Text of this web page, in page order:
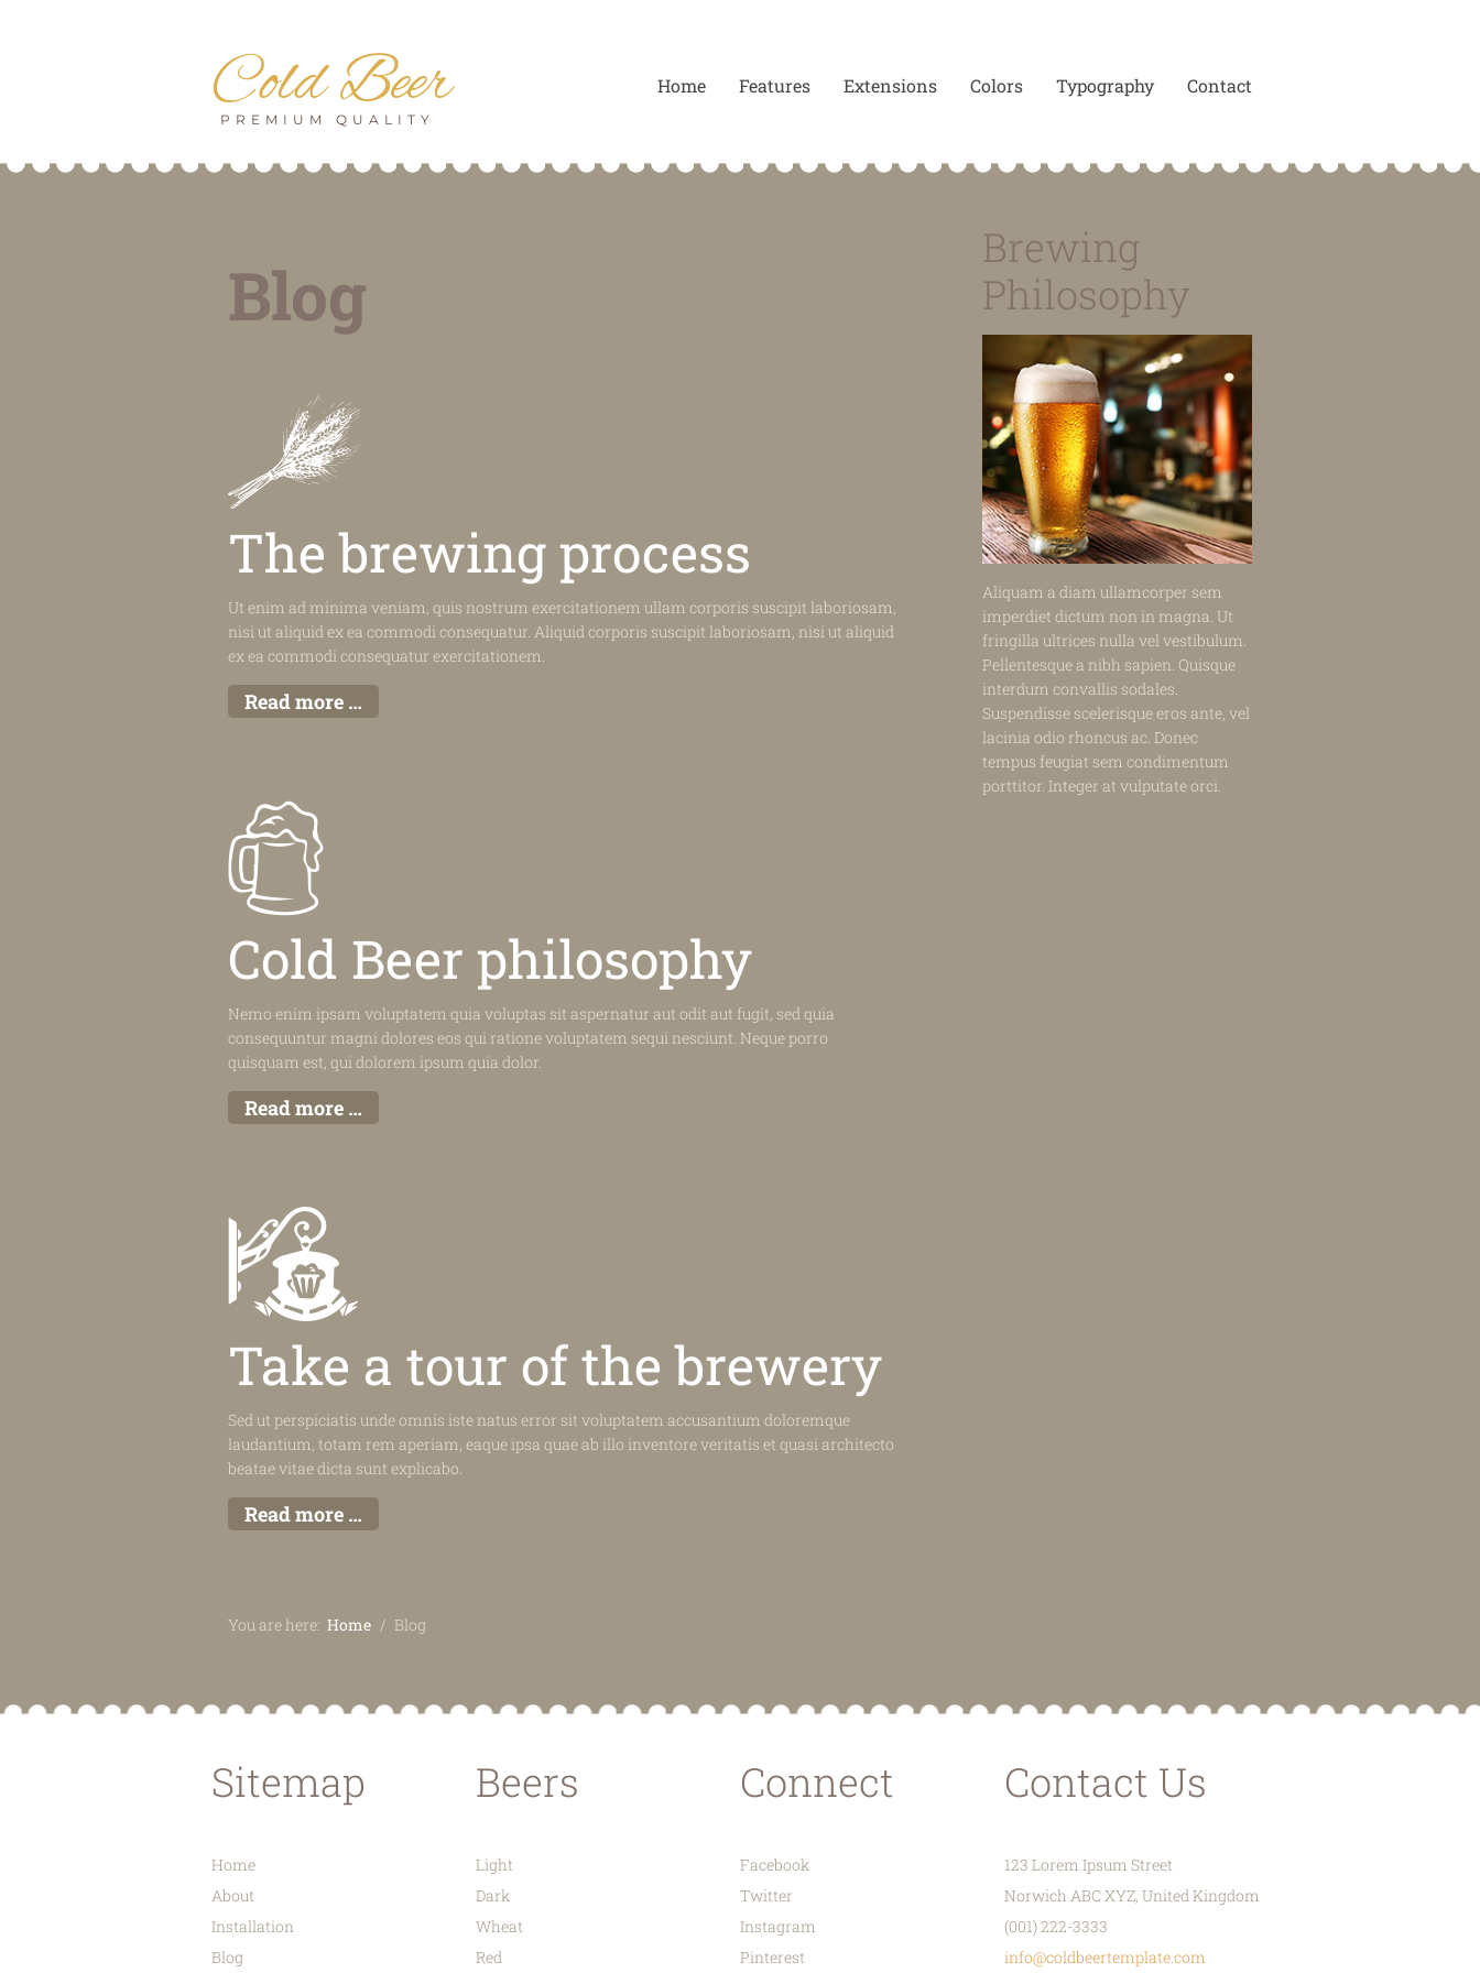
Cold Beer
PREMIUM QUALITY
Home Features Extensions Colors Typography Contact
Blog
The brewingprocess
Ut enim ad minima veniam, quis nostrum exercitationem ullam corporis suscipit laboriosam,
nisi ut aliquid ex ea commodi consequatur. Aliquid corporis suscipit laboriosam, nisi ut aliquid
ex ea commodi consequatur exercitationem.
Read more …
Cold Beer philosophy
Nemo enim ipsam voluptatem quia voluptas sit aspernatur aut odit aut fugit, sed quia
consequuntur magni dolores eos qui ratione voluptatem sequi nesciunt. Neque porro
quisquam est, qui dolorem ipsum quia dolor.
Read more …
Take a tour of the brewery
Sed ut perspiciatis unde omnis iste natus error sit voluptatem accusantium doloremque
laudantium, totam rem aperiam, eaque ipsa quae ab illo inventore veritatis et quasi architecto
beatae vitae dicta sunt explicabo.
Read more …
You are here: Home Blog
Brewing
Philosophy
Aliquam a diam ullamcorper sem
imperdiet dictum non in magna. Ut
fringilla ultrices nulla vel vestibulum.
Pellentesque a nibh sapien. Quisque
interdum convallis sodales.
Suspendisse scelerisque eros ante, vel
lacinia odio rhoncus ac. Donec
tempus feugiat sem condimentum
porttitor. Integer at vulputate orci.
Sitemap
Home
About
Installation
Blog
Beers
Light
Dark
Wheat
Red
Connect
Facebook
Twitter
Instagram
Pinterest
Contact Us
123 Lorem Ipsum Street
Norwich ABC XYZ, United Kingdom
(001) 222-3333
info@coldbeertemplate.com